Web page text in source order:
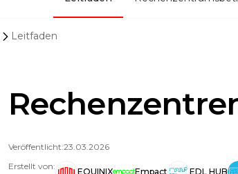
Leitfaden
Veröffentlicht:23.03.2026
Erstellt von:
EQUINIX Empact EDL HUB